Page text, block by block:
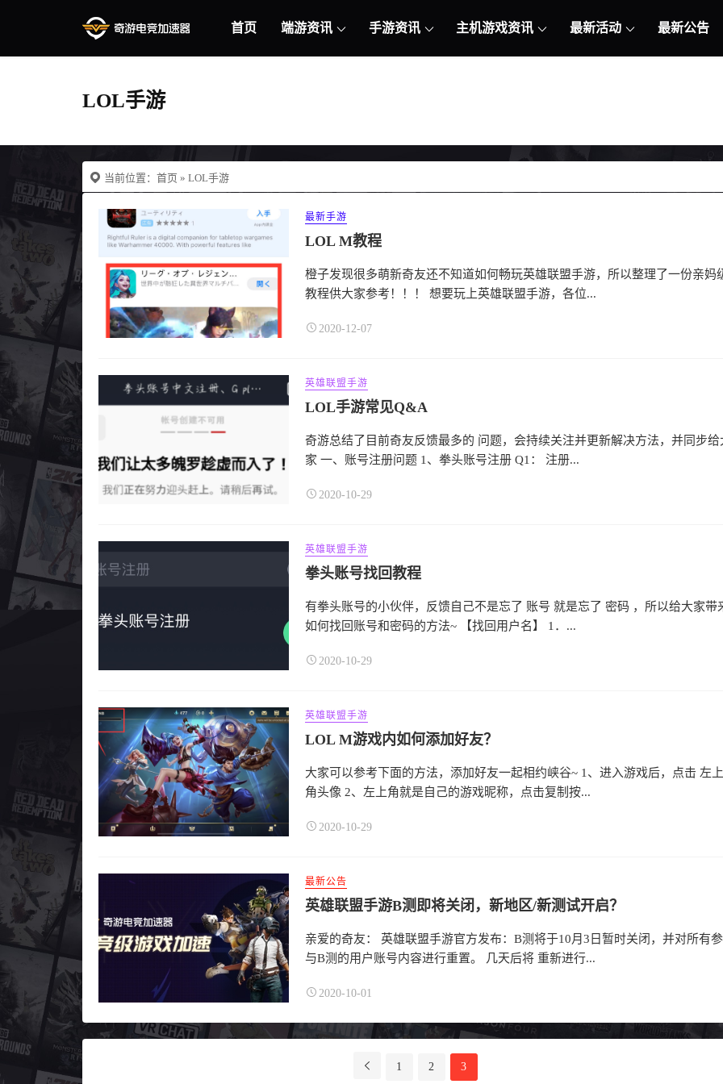
首页 端游资讯 手游资讯 主机游戏资讯 最新活动 最新公告
LOL手游
当前位置： 首页 » LOL手游
最新手游
LOL M教程
橙子发现很多萌新奇友还不知道如何畅玩英雄联盟手游，所以整理了一份亲妈
教程供大家参考！！！ 想要玩上英雄联盟手游，各位...
2020-12-07
英雄联盟手游
LOL手游常见Q&A
奇游总结了目前奇友反馈最多的 问题，会持续关注并更新解决方法，并同步给
家 一、账号注册问题 1、拳头账号注册 Q1： 注册...
2020-10-29
英雄联盟手游
拳头账号找回教程
有拳头账号的小伙伴，反馈自己不是忘了 账号 就是忘了 密码 ，所以给大家带
如何找回账号和密码的方法~ 【找回用户名】 1．...
2020-10-29
英雄联盟手游
LOL M游戏内如何添加好友？
大家可以参考下面的方法，添加好友一起相约峡谷~ 1、进入游戏后，点击 左上
角头像 2、左上角就是自己的游戏昵称，点击复制按...
2020-10-29
最新公告
英雄联盟手游B测即将关闭，新地区/新测试开启？
亲爱的奇友： 英雄联盟手游官方发布：B测将于10月3日暂时关闭，并对所有参
与B测的用户账号内容进行重置。 几天后将 重新进行...
2020-10-01
分
1 2 3